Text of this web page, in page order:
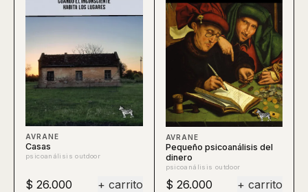
AVRANE
Casas
psicoanálisis outdoor
$ 26.000 + carrito
AVRANE
Pequeño psicoanálisis del
dinero
psicoanálisis outdoor
$ 26.000 + carrito